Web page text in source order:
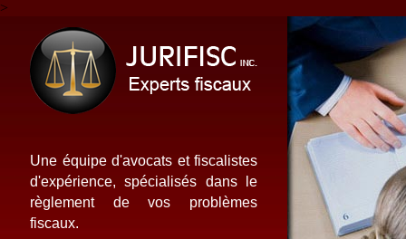
>
Une équipe d'avocats et fiscalistes
d'expérience, spécialisés dans le
règlement de vos problèmes
fiscaux.